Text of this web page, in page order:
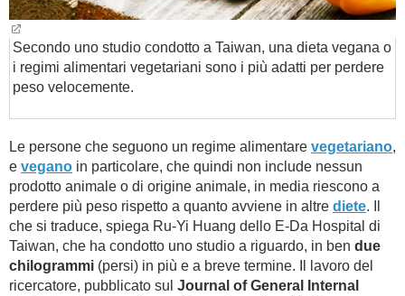
Secondo uno studio condotto a Taiwan, una dieta vegana o
i regimi alimentari vegetariani sono i più adatti per perdere
peso velocemente.
Le persone che seguono un regime alimentare vegetariano,
e vegano in particolare, che quindi non include nessun
prodotto animale o di origine animale, in media riescono a
perdere più peso rispetto a quanto avviene in altre diete. Il
che si traduce, spiega Ru-Yi Huang dello E-Da Hospital di
Taiwan, che ha condotto uno studio a riguardo, in ben due
chilogrammi (persi) in più e a breve termine. Il lavoro del
ricercatore, pubblicato sul Journal of General Internal